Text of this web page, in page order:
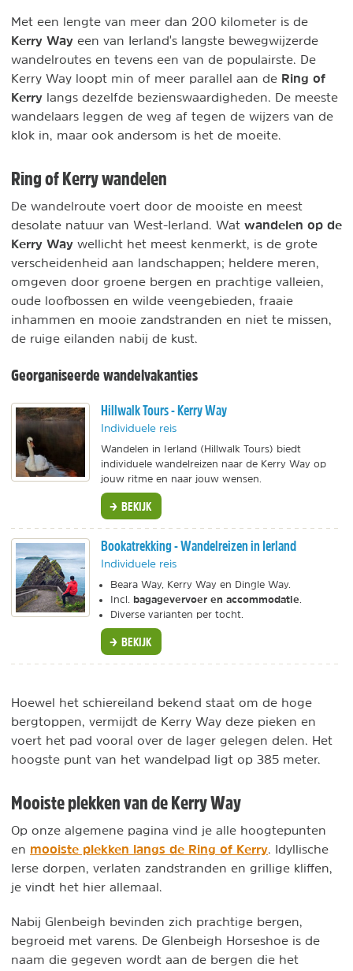
Met een lengte van meer dan 200 kilometer is de
Kerry Way een van Ierland's langste bewegwijzerde
wandelroutes en tevens een van de populairste. De
Kerry Way loopt min of meer parallel aan de Ring of
Kerry langs dezelfde bezienswaardigheden. De meeste
wandelaars leggen de weg af tegen de wijzers van de
klok in, maar ook andersom is het de moeite.
Ring of Kerry wandelen
De wandelroute voert door de mooiste en meest
desolate natuur van West-Ierland. Wat wandelen op de
Kerry Way wellicht het meest kenmerkt, is de grote
verscheidenheid aan landschappen; heldere meren,
omgeven door groene bergen en prachtige valleien,
oude loofbossen en wilde veengebieden, fraaie
inhammen en mooie zandstranden en niet te missen,
de ruige eilanden nabij de kust.
Georganiseerde wandelvakanties
Hillwalk Tours - Kerry Way
Individuele reis
Wandelen in Ierland (Hillwalk Tours) biedt
individuele wandelreizen naar de Kerry Way op
jouw ritme en naar jouw wensen.
BEKIJK
Bookatrekking - Wandelreizen in Ierland
Individuele reis
Beara Way, Kerry Way en Dingle Way.
Incl. bagagevervoer en accommodatie
Diverse varianten per tocht.
BEKIJK
Hoewel het schiereiland bekend staat om de hoge
bergtoppen, vermijdt de Kerry Way deze pieken en
voert het pad vooral over de lager gelegen delen. Het
hoogste punt van het wandelpad ligt op 385 meter.
Mooiste plekken van de Kerry Way
Op onze algemene pagina vind je alle hoogtepunten
en mooiste plekken langs de Ring of Kerry. Idyllische
Ierse dorpen, verlaten zandstranden en grillige kliffen,
je vindt het hier allemaal.
Nabij Glenbeigh bevinden zich prachtige bergen,
begroeid met varens. De Glenbeigh Horseshoe is de
naam die gegeven wordt aan de bergen die het